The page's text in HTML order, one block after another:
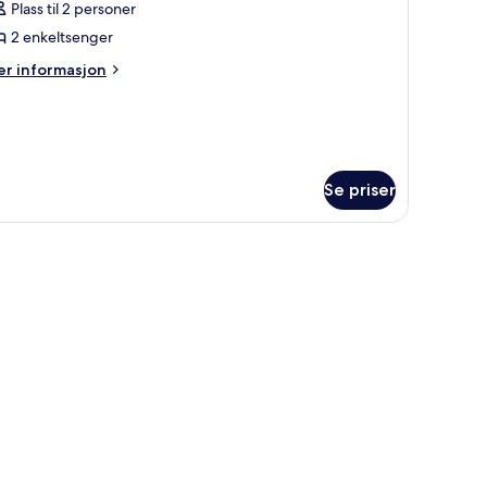
Plass til 2 personer
2 enkeltsenger
informasjon
Se priser